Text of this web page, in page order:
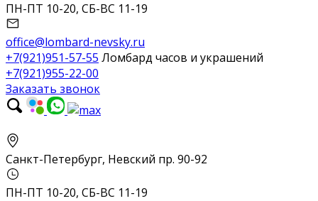
ПН-ПТ 10-20, СБ-ВС 11-19
office@lombard-nevsky.ru
+7(921)951-57-55 Ломбард часов и украшений
+7(921)955-22-00
Заказать звонок
Санкт-Петербург, Невский пр. 90-92
ПН-ПТ 10-20, СБ-ВС 11-19